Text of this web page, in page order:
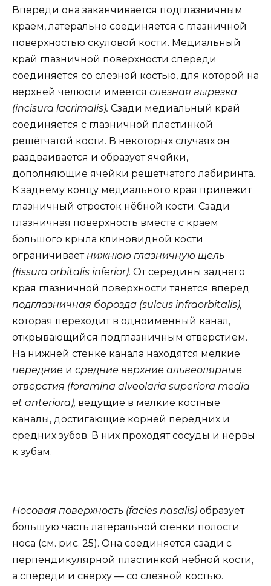
Впереди она заканчивается подглазничным
краем, латерально соединяется с глазничной
поверхностью скуловой кости. Медиальный
край глазничной поверхности спереди
соединяется со слезной костью, для которой на
верхней челюсти имеется слезная вырезка
(incisura lacrimalis). Сзади медиальный край
соединяется с глазничной пластинкой
решётчатой кости. В некоторых случаях он
раздваивается и образует ячейки,
дополняющие ячейки решётчатого лабиринта.
К заднему концу медиального края прилежит
глазничный отросток нёбной кости. Сзади
глазничная поверхность вместе с краем
большого крыла клиновидной кости
ограничиваетнижнюю глазничную щель
(fissura orbitalis inferior). От середины заднего
края глазничной поверхности тянется вперед
подглазничная борозда (sulcus infraorbitalis),
которая переходит в одноименный канал,
открывающийся подглазничным отверстием.
На нижней стенке канала находятся мелкие
передние и средние верхние альвеолярные
отверстия (foramina alveolaria superiora media
et anteriora), ведущие в мелкие костные
каналы, достигающие корней передних и
средних зубов. В них проходят сосуды и нервы
к зубам.
Носовая поверхность (facies nasalis) образует
большую часть латеральной стенки полости
носа (см. рис. 25). Она соединяется сзади с
перпендикулярной пластинкой нёбной кости,
а спереди и сверху — со слезной костью.